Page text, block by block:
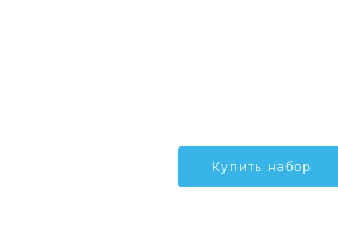
Купить набор